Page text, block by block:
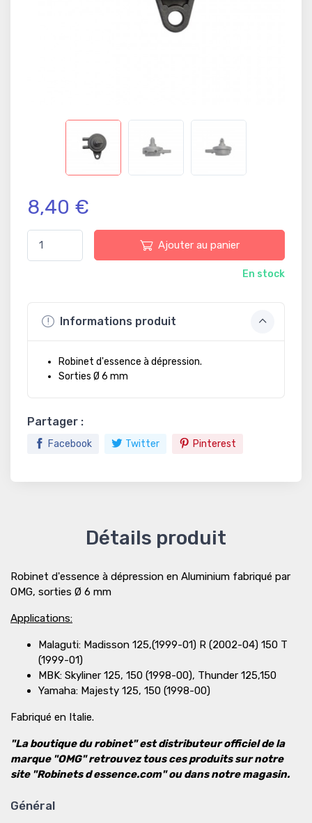
8,40 €
Ajouter au panier
En stock
Informations produit
Robinet d'essence à dépression.
Sorties Ø 6 mm
Partager :
Facebook Twitter Pinterest
Détails produit
Robinet d'essence à dépression en Aluminium fabriqué par
OMG, sorties Ø 6 mm
Applications:
Malaguti: Madisson 125,(1999-01) R (2002-04) 150 T
(1999-01)
MBK: Skyliner 125, 150 (1998-00), Thunder 125,150
Yamaha: Majesty 125, 150 (1998-00)
Fabriqué en Italie.
"La boutique du robinet" est distributeur officiel de la
marque "OMG" retrouvez tous ces produits sur notre
site "Robinets d essence.com" ou dans notre magasin.
Général